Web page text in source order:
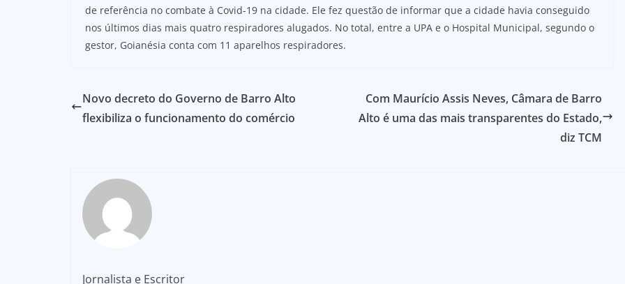
de referência no combate à Covid-19 na cidade. Ele fez questão de informar que a cidade havia conseguido
nos últimos dias mais quatro respiradores alugados. No total, entre a UPA e o Hospital Municipal, segundo o
gestor, Goianésia conta com 11 aparelhos respiradores.
Novo decreto do Governo de Barro Alto
flexibiliza o funcionamento do comércio
Com Maurício Assis Neves, Câmara de Barro
Alto é uma das mais transparentes do Estado,
diz TCM
Jornalista e Escritor